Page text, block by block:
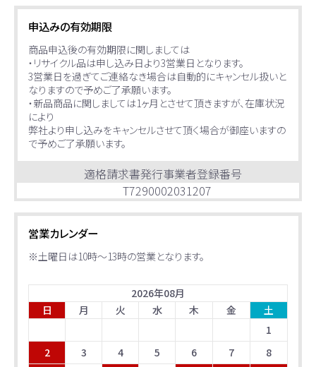
申込みの有効期限
商品申込後の有効期限に関しましては
・リサイクル品は申し込み日より3営業日となります。
3営業日を過ぎてご連絡なき場合は自動的にキャンセル扱いと
なりますので予めご了承願います。
・新品商品に関しましては1ヶ月とさせて頂きますが、在庫状況
により
弊社より申し込みをキャンセルさせて頂く場合が御座いますの
で予めご了承願います。
適格請求書発行事業者登録番号
T7290002031207
営業カレンダー
※土曜日は10時～13時の営業となります。
2026年08月
日
月 火 水 木 金
土
1
2
3 4 5 6 7
8